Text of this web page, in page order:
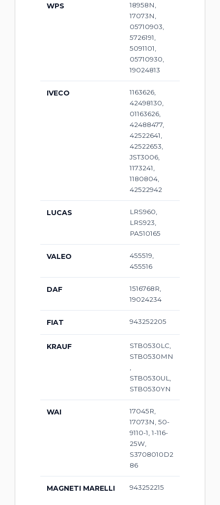
WPS
18958N,
17073N,
05710903,
5726191,
5091101,
05710930,
19024813
IVECO
1163626,
42498130,
01163626,
42488477,
42522641,
42522653,
JST3006,
1173241,
1180804,
42522942
LUCAS
LRS960,
LRS923,
PA510165
VALEO
455519,
455516
DAF
1516768R,
19024234
FIAT 943252205
KRAUF
STB0530LC,
STB0530MN
STB0530UL,
STB0530YN
WAI
17045R,
17073N, 50-
9110-1, 1-116-
25W,
S3708010D2
86
MAGNETI MARELLI 943252215